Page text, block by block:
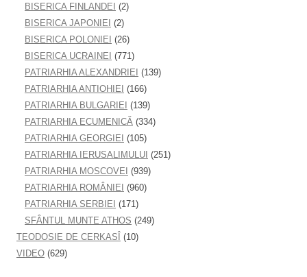
BISERICA FINLANDEI (2)
BISERICA JAPONIEI (2)
BISERICA POLONIEI (26)
BISERICA UCRAINEI (771)
PATRIARHIA ALEXANDRIEI (139)
PATRIARHIA ANTIOHIEI (166)
PATRIARHIA BULGARIEI (139)
PATRIARHIA ECUMENICĂ (334)
PATRIARHIA GEORGIEI (105)
PATRIARHIA IERUSALIMULUI (251)
PATRIARHIA MOSCOVEI (939)
PATRIARHIA ROMÂNIEI (960)
PATRIARHIA SERBIEI (171)
SFÂNTUL MUNTE ATHOS (249)
TEODOSIE DE CERKASÎ (10)
VIDEO (629)